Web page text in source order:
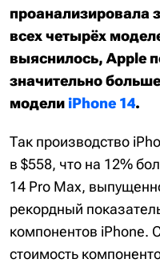
проанализировала
всех четырёх
выяснилось, Apple
значительно
моделиiPhone 14.
Так производство
в $558, что на 12%
14 Pro Max,
рекордный
компонентов iPhone.
стоимость